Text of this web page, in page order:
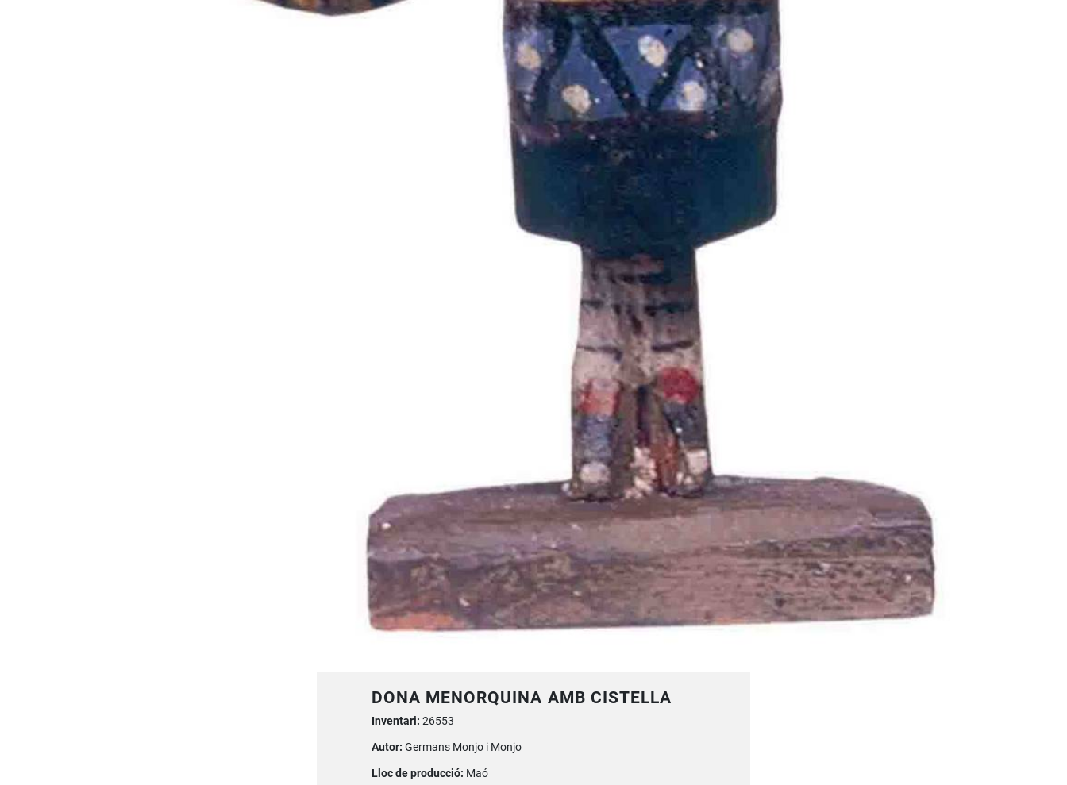
DONA MENORQUINA AMB CISTELLA
Inventari: 26553
Autor: Germans Monjo i Monjo
Lloc de producció: Maó